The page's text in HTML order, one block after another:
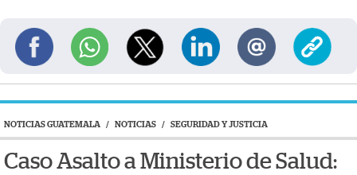
NOTICIAS GUATEMALA / NOTICIAS / SEGURIDAD Y JUSTICIA
Caso Asalto a Ministerio de Salud: